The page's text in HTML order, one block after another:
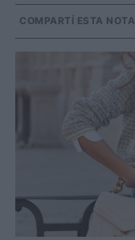
COMPARTÍ ESTA NOTA